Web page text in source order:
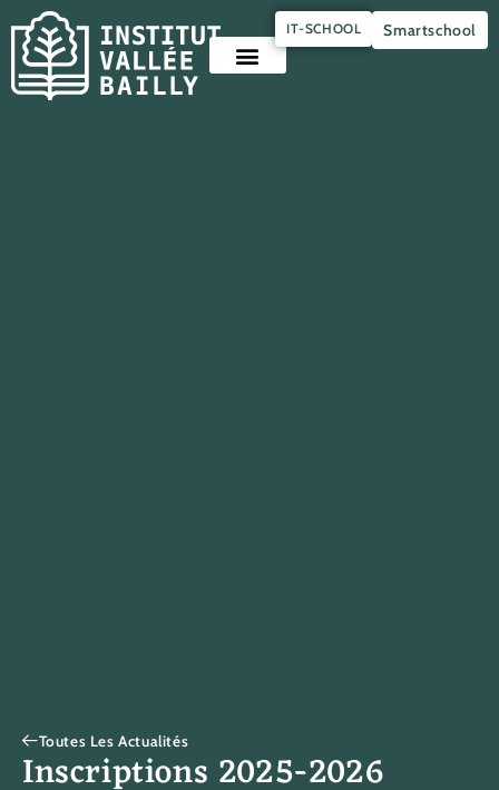
IT-SCHOOL Smartschool
Toutes Les Actualités
Inscriptions 2025-2026
Panneau de gestion des cookies